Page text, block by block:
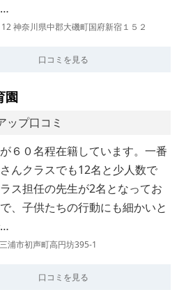
神奈川県中郡大磯町国府新宿１５２
口コミを見る
園
ップ口コミ
６０名程在籍しています。一番
んクラスでも12名と少人数で
ス担任の先生が2名となってお
、子供たちの行動にも細かいと
浦市初声町高円坊395-1
口コミを見る